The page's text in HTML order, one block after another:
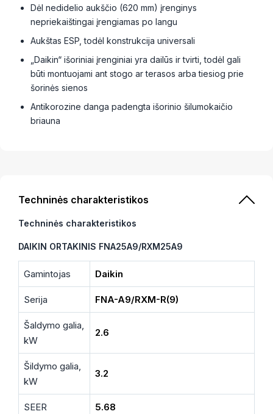
Dėl nedidelio aukščio (620 mm) įrenginys
nepriekaištingai įrengiamas po langu
Aukštas ESP, todėl konstrukcija universali
„Daikin“ išoriniai įrenginiai yra dailūs ir tvirti, todėl gali
būti montuojami ant stogo ar terasos arba tiesiog prie
šorinės sienos
Antikorozine danga padengta išorinio šilumokaičio
briauna
Techninės charakteristikos
Techninės charakteristikos
DAIKIN ORTAKINIS FNA25A9/RXM25A9
Gamintojas Daikin
Serija FNA-A9/RXM-R(9)
Šaldymo galia,
kW
2.6
Šildymo galia,
kW
3.2
SEER 5.68